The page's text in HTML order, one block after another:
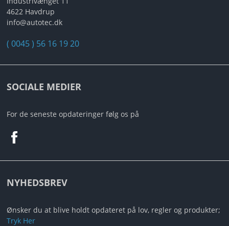
B2B LOGIN
4622 Havdrup
info@autotec.dk
( 0045 ) 56 16 19 20
SOCIALE MEDIER
For de seneste opdateringer følg os på
NYHEDSBREV
Ønsker du at blive holdt opdateret på lov, regler og produkter;
Tryk Her